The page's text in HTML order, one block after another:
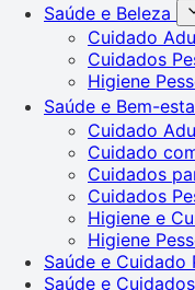
Saúde e Beleza
Cuidado
Cuidados
Higiene
Saúde e Bem-
Cuidado
Cuidado
Cuidados
Cuidados
Higiene e
Higiene
Saúde e Cuidado
Saúde e